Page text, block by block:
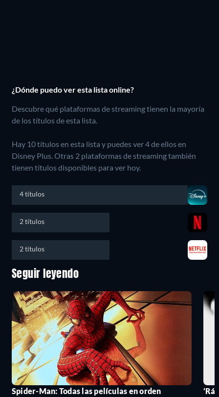
¿Dónde puedo ver esta lista online?
Descubre qué plataformas de streaming tienen la mayoría
de los títulos de esta lista.
Hay 10 títulos en esta lista y puedes ver 4 de ellos en
Disney Plus.Otras 2 plataformas de streaming también
tienen títulos disponibles para ver hoy.
4 títulos
2 títulos
2 títulos
Seguir leyendo
Spider-Man: Todas las películas en orden